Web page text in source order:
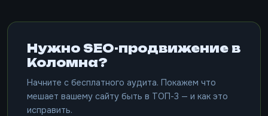
Нужно SEO-продвижение в
Коломна?
Начните с бесплатного аудита. Покажем что
мешает вашему сайту быть в ТОП-3 — и как это
исправить.